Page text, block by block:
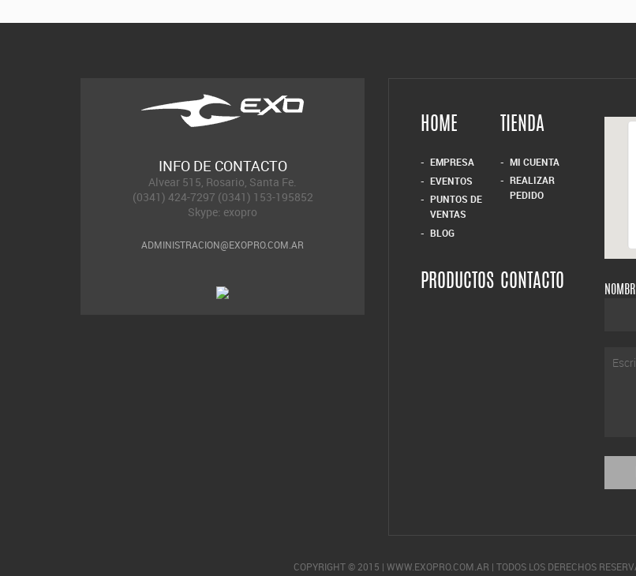
INFO DE CONTACTO
Alvear 515, Rosario, Santa Fe.
(0341) 424-7297 (0341) 153-195852
Skype: exopro
ADMINISTRACION@EXOPRO.COM.AR
HOME
EMPRESA
EVENTOS
PUNTOS DE
VENTAS
BLOG
TIENDA
MI CUENTA
REALIZAR
PEDIDO
PRODUCTOS CONTACTO
COPYRIGHT © 2015 | WWW.EXOPRO.COM.AR | TODOS LOS DERECHOS